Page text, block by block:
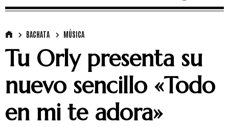
BACHATA MÚSICA
Tu Orly presenta su
nuevo sencillo «Todo
en mi te adora»